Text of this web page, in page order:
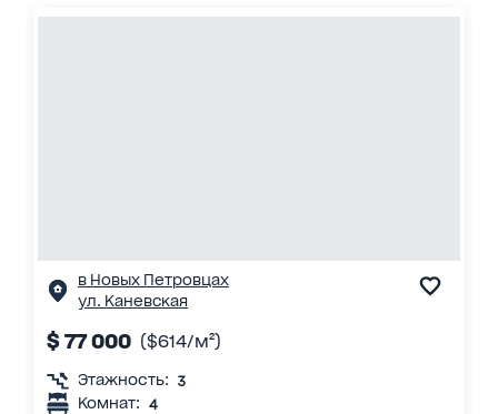
в Новых Петровцах
ул. Каневская
$ 77 000 ($614/м²)
Этажность: 3
Комнат: 4